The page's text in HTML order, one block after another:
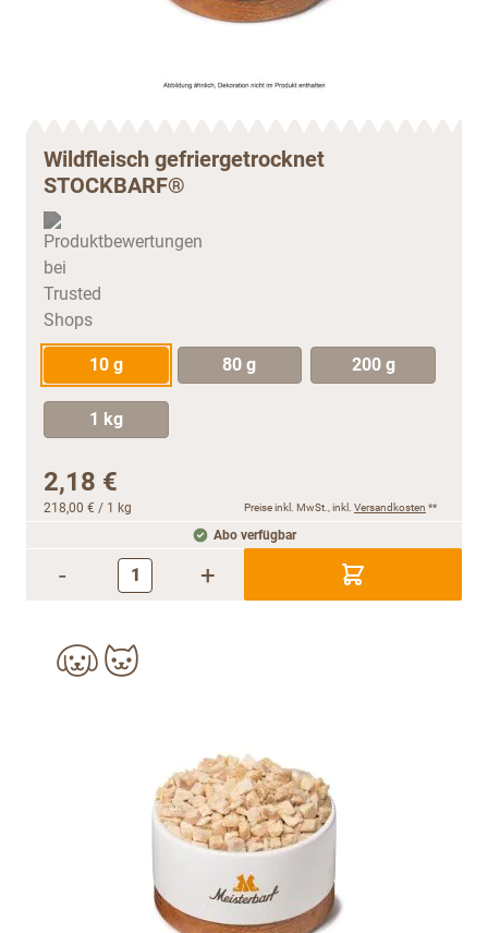
Wildfleisch gefriergetrocknet
STOCKBARF®
10 g 80 g 200 g
1 kg
2,18 €
218,00 € / 1 kg Preise inkl. MwSt., inkl. Versandkosten **
Abo verfügbar
- +